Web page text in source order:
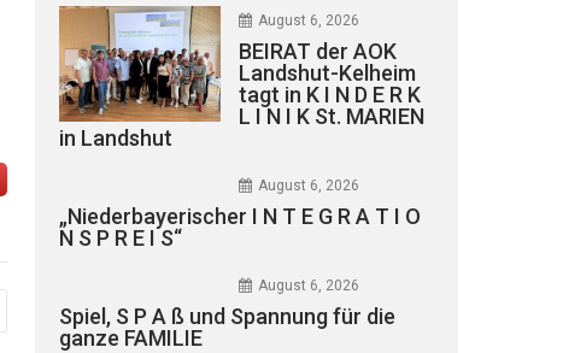
August 6, 2026
BEIRAT der AOK
Landshut-Kelheim
tagt in K I N D E R K
L I N I K St. MARIEN
in Landshut
August 6, 2026
„Niederbayerischer I N T E G R A T I O
N S P R E I S“
August 6, 2026
Spiel, S P A ß und Spannung für die
ganze FAMILIE